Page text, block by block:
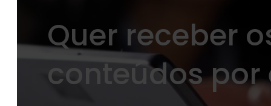
Quer receber
conteúdos